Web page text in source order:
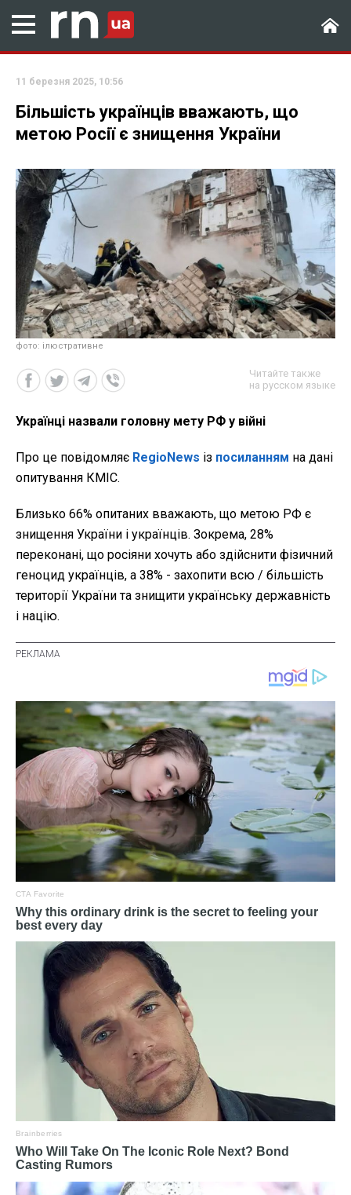
11 березня 2025, 10:56
Більшість українців вважають, що
метою Росії є знищення України
фото: ілюстративне
Читайте также
на русском языке
Українці назвали головну мету РФ у війні
Про це повідомляє RegioNews із посиланням на дані
опитування КМІС.
Близько 66% опитаних вважають, що метою РФ є
знищення України і українців. Зокрема, 28%
переконані, що росіяни хочуть або здійснити фізичний
геноцид українців, а 38% - захопити всю / більшість
території України та знищити українську державність
і націю.